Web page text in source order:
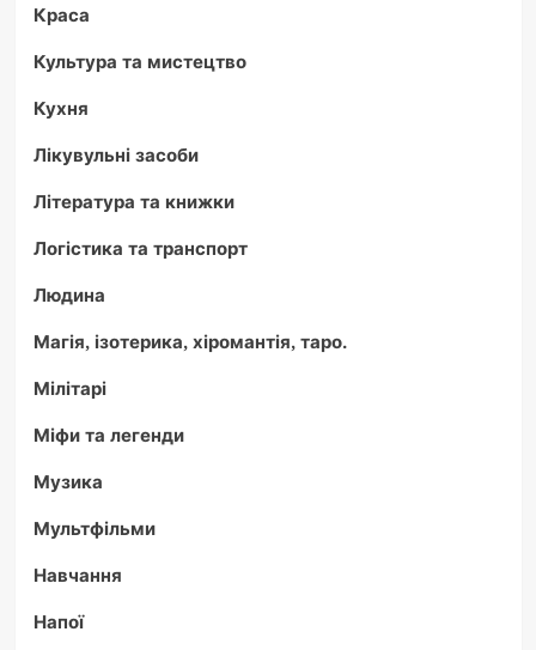
Краса
Культура та мистецтво
Кухня
Лікувульні засоби
Література та книжки
Логістика та транспорт
Людина
Магія, ізотерика, хіромантія, таро.
Мілітарі
Міфи та легенди
Музика
Мультфільми
Навчання
Напої